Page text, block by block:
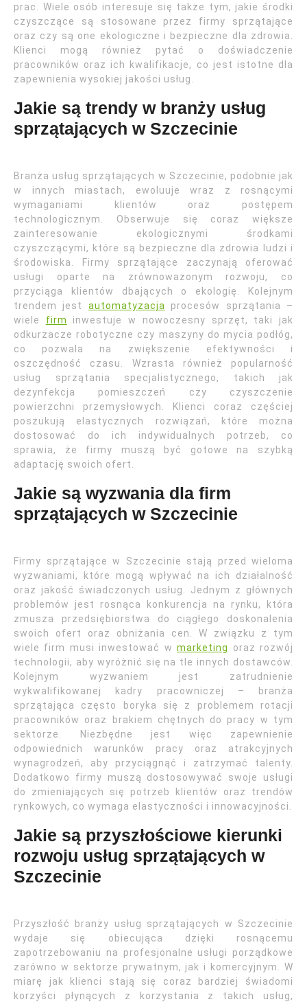
prac. Wiele osób interesuje się także tym, jakie środki
czyszczące są stosowane przez firmy sprzątające
oraz czy są one ekologiczne i bezpieczne dla zdrowia.
Klienci mogą również pytać o doświadczenie
pracowników oraz ich kwalifikacje, co jest istotne dla
zapewnienia wysokiej jakości usług.
Jakie są trendy w branży usług
sprzątających w Szczecinie
Branża usług sprzątających w Szczecinie, podobnie jak
w innych miastach, ewoluuje wraz z rosnącymi
wymaganiami klientów oraz postępem
technologicznym. Obserwuje się coraz większe
zainteresowanie ekologicznymi środkami
czyszczącymi, które są bezpieczne dla zdrowia ludzi i
środowiska. Firmy sprzątające zaczynają oferować
usługi oparte na zrównoważonym rozwoju, co
przyciąga klientów dbających o ekologię. Kolejnym
trendem jest automatyzacja
procesów sprzątania –
wiele firm
inwestuje w nowoczesny sprzęt, taki jak
odkurzacze robotyczne czy maszyny do mycia podłóg,
co pozwala na zwiększenie efektywności i
oszczędność czasu. Wzrasta również popularność
usług sprzątania specjalistycznego, takich jak
dezynfekcja pomieszczeń czy czyszczenie
powierzchni przemysłowych. Klienci coraz częściej
poszukują elastycznych rozwiązań, które można
dostosować do ich indywidualnych potrzeb, co
sprawia, że firmy muszą być gotowe na szybką
adaptację swoich ofert.
Jakie są wyzwania dla firm
sprzątających w Szczecinie
Firmy sprzątające w Szczecinie stają przed wieloma
wyzwaniami, które mogą wpływać na ich działalność
oraz jakość świadczonych usług. Jednym z głównych
problemów jest rosnąca konkurencja na rynku, która
zmusza przedsiębiorstwa do ciągłego doskonalenia
swoich ofert oraz obniżania cen. W związku z tym
wiele firm musi inwestować wmarketing
oraz rozwój
technologii, aby wyróżnić się na tle innych dostawców.
Kolejnym wyzwaniem jest zatrudnienie
wykwalifikowanej kadry pracowniczej – branża
sprzątająca często boryka się z problemem rotacji
pracowników oraz brakiem chętnych do pracy w tym
sektorze. Niezbędne jest więc zapewnienie
odpowiednich warunków pracy oraz atrakcyjnych
wynagrodzeń, aby przyciągnąć i zatrzymać talenty.
Dodatkowo firmy muszą dostosowywać swoje usługi
do zmieniających się potrzeb klientów oraz trendów
rynkowych, co wymaga elastyczności i innowacyjności.
Jakie są przyszłościowe kierunki
rozwoju usług sprzątających w
Szczecinie
Przyszłość branży usług sprzątających w Szczecinie
wydaje się obiecująca dzięki rosnącemu
zapotrzebowaniu na profesjonalne usługi porządkowe
zarówno w sektorze prywatnym, jak i komercyjnym. W
miarę jak klienci stają się coraz bardziej świadomi
korzyści płynących z korzystania z takich usług,